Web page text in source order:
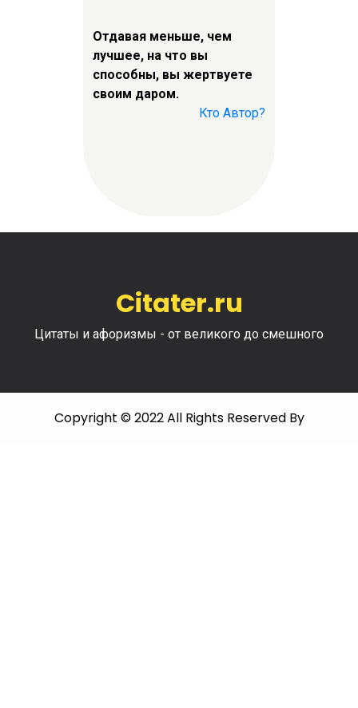
Отдавая меньше, чем
лучшее, на что вы
способны, вы жертвуете
своим даром.
Кто Автор?
Citater.ru
Цитаты и афоризмы - от великого до смешного
Copyright © 2022 All Rights Reserved By